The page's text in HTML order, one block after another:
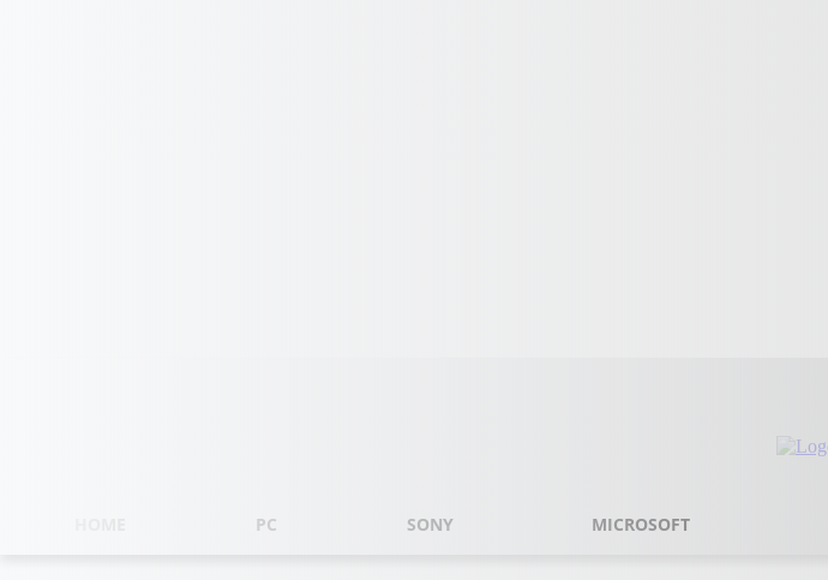
PC SONY MICROSOFT